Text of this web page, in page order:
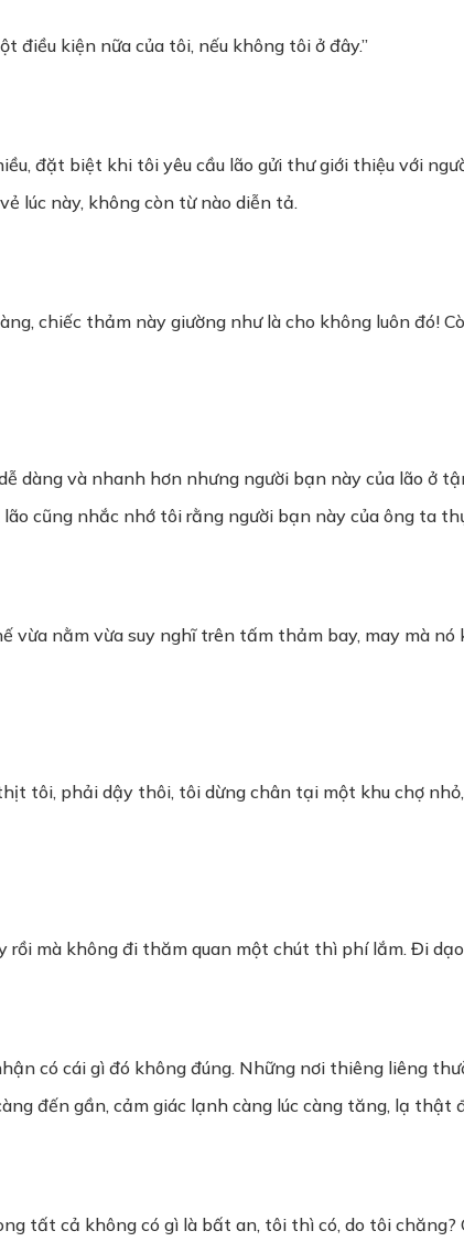
điều kiện nữa của tôi, nếu không tôi ở đây.”
đặt biệt khi tôi yêu cầu lão gửi thư giới thiệu với
lúc này, không còn từ nào diễn tả.
chiếc thảm này giường như là cho không luôn đó!
dàng và nhanh hơn nhưng người bạn này của lão ở
cũng nhắc nhớ tôi rằng người bạn này của ông ta
vừa nằm vừa suy nghĩ trên tấm thảm bay, may mà
tôi, phải dậy thôi, tôi dừng chân tại một khu chợ
mà không đi thăm quan một chút thì phí lắm. Đi
có cái gì đó không đúng. Những nơi thiêng liêng
đến gần, cảm giác lạnh càng lúc càng tăng, lạ thật
tất cả không có gì là bất an, tôi thì có, do tôi